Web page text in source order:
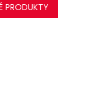
PRODUKTY